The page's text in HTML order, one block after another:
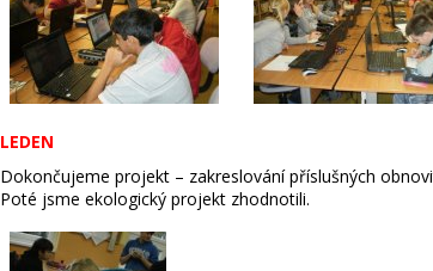
LEDEN
Dokončujeme projekt – zakreslování příslušných
Poté jsme ekologický projekt zhodnotili.